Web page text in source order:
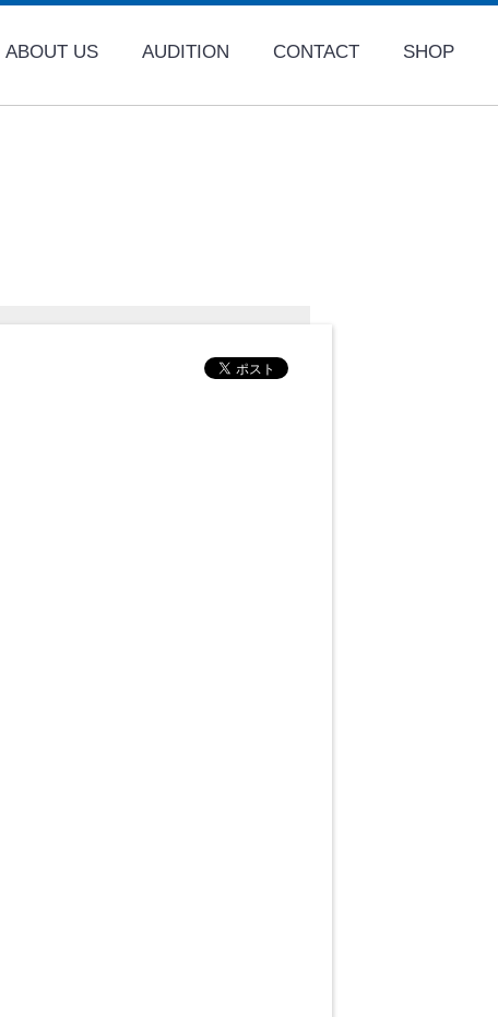
ABOUT US AUDITION CONTACT SHOP